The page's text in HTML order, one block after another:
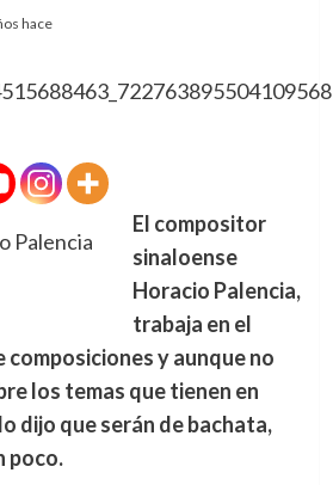
hace
Palencia
El compositor
sinaloense
Horacio Palencia,
trabaja en el
composiciones y aunque no
los temas que tienen en
dijo que serán de bachata,
poco.